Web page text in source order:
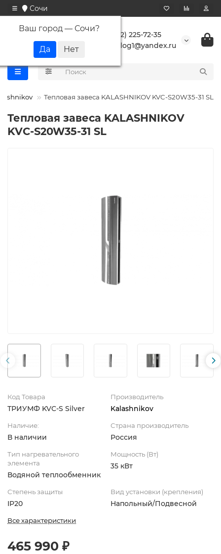
Сочи
Ваш город — Сочи?
+7 (862) 225-72-35
buranlog1@yandex.ru
Тепловая завеса KALASHNIKOV KVC-S20W35-31 SL
Тепловая завеса KALASHNIKOV
KVC-S20W35-31 SL
Код Товара
ТРИУМФ KVC-S Silver
Производитель
Kalashnikov
Наличие:
В наличии
Страна производитель
Россия
Тип нагревательного
элемента
Водяной теплообменник
Мощность (Вт)
35 кВт
Степень защиты
IP20
Вид установки (крепления)
Напольный/Подвесной
Все характеристики
465 990 ₽